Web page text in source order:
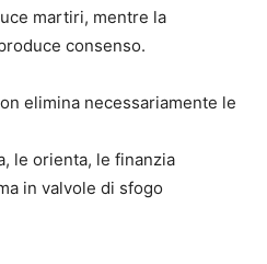
martiri, mentre la
consenso.
elimina necessariamente le
le orienta, le finanzia
in valvole di sfogo